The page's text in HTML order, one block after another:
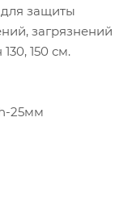
защиты
загрязнений
150 см.
25мм